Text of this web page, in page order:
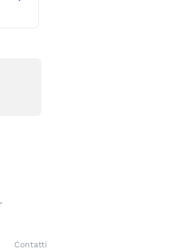
Contatti